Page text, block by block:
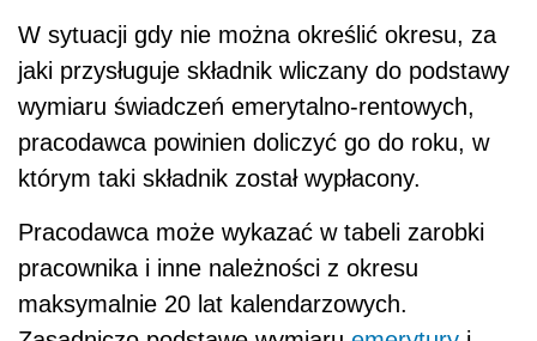
W sytuacji gdy nie można określić okresu, za
jaki przysługuje składnik wliczany do podstawy
wymiaru świadczeń emerytalno-rentowych,
pracodawca powinien doliczyć go do roku, w
którym taki składnik został wypłacony.
Pracodawca może wykazać w tabeli zarobki
pracownika i inne należności z okresu
maksymalnie 20 lat kalendarzowych.